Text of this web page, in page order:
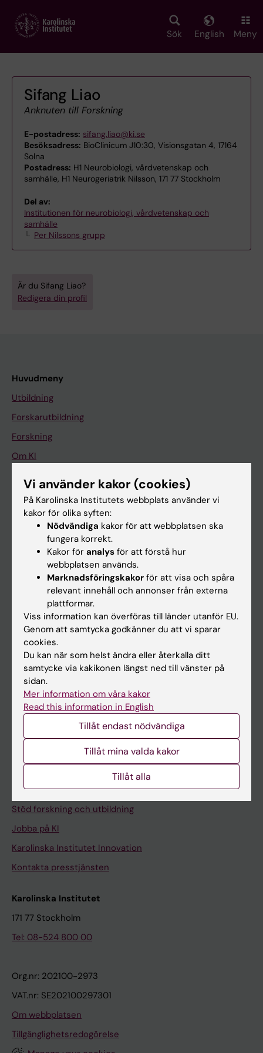
main
Sök English Meny
Sifang Liao
Anknuten till Forskning
E-postadress: sifang.liao@ki.se
Besöksadress: BioClinicum J10:30, Visionsgatan 4, 17164
Solna
Postadress: H1 Neurobiologi, vårdvetenskap och
samhälle, H1 Neurogeriatrik Nilsson, 171 77 Stockholm
Del av:
Institutionen för neurobiologi, vårdvetenskap och
samhälle
Per Nilssons grupp
Är du Sifang Liao?
Redigera din profil
Huvudmeny
Utbildning
Forskarutbildning
Forskning
Om KI
På gång
Nyheter
Kalender
Schema
Studentmejlen
Kurs- och programwebbar
Student på KI
Medarbetarportalen
Universitetsbiblioteket
Stöd forskning och utbildning
Jobba på KI
Karolinska Institutet Innovation
Kontakta presstjänsten
Karolinska Institutet
171 77 Stockholm
Tel: 08-524 800 00
Org.nr: 202100-2973
VAT.nr: SE202100297301
Om webbplatsen
Tillgänglighetsredogörelse
Vi använder kakor (cookies)
På Karolinska Institutets webbplats använder vi
kakor för olika syften:
Nödvändiga kakor för att webbplatsen ska
fungera korrekt.
Kakor för analys för att förstå hur
webbplatsen används.
Marknadsföringskakor för att visa och spåra
relevant innehåll och annonser från externa
plattformar.
Viss information kan överföras till länder utanför EU.
Genom att samtycka godkänner du att vi sparar
cookies.
Du kan när som helst ändra eller återkalla ditt
samtycke via kakikonen längst ned till vänster på
sidan.
Mer information om våra kakor
Read this information in English
Tillåt endast nödvändiga
Tillåt mina valda kakor
Tillåt alla